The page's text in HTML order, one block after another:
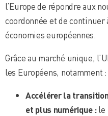
l’Europe de répondre aux
coordonnée et de
économies européennes.
Grâce au marché unique,
les Européens, notamment :
Accélérer la
et plus numérique :le